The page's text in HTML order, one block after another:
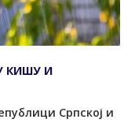
КИШУ И
Српској и